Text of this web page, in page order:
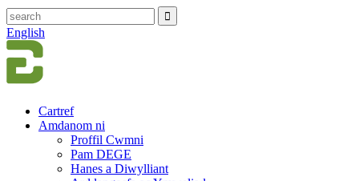
English
Cartref
Amdanom ni
Proffil Cwmni
Pam DEGE
Hanes a Diwylliant